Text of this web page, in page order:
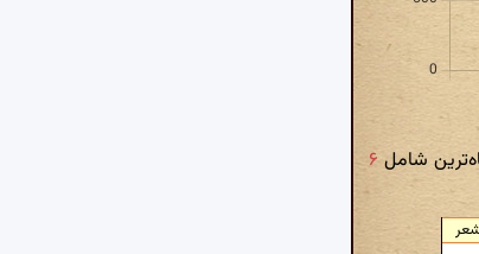
شامل۶